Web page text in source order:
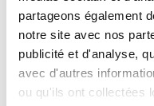
partageons également
notre site avec nos
publicité et d'analyse,
avec d'autres
ou qu'ils ont collectées
LA
FILIÈRE
SPATIALE